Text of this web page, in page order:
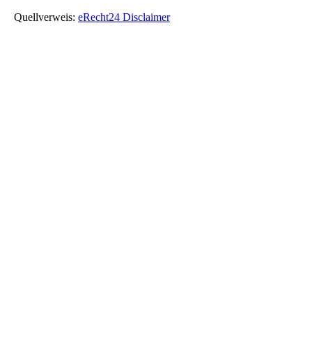
Quellverweis: eRecht24 Disclaimer